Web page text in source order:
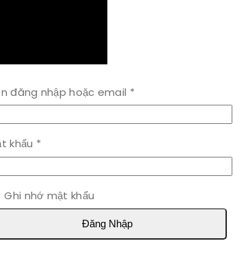
đăng nhập hoặc email *Bắt
buộc
khẩu *
buộc
Ghi nhớ mật khẩu
Đăng Nhập